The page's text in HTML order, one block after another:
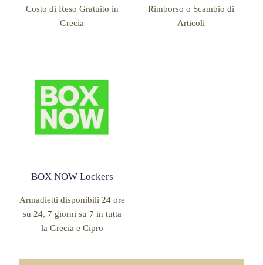
Costo di Reso Gratuito in
Grecia
Rimborso o Scambio di
Articoli
BOX NOW Lockers
Armadietti disponibili 24 ore
su 24, 7 giorni su 7 in tutta
la Grecia e Cipro